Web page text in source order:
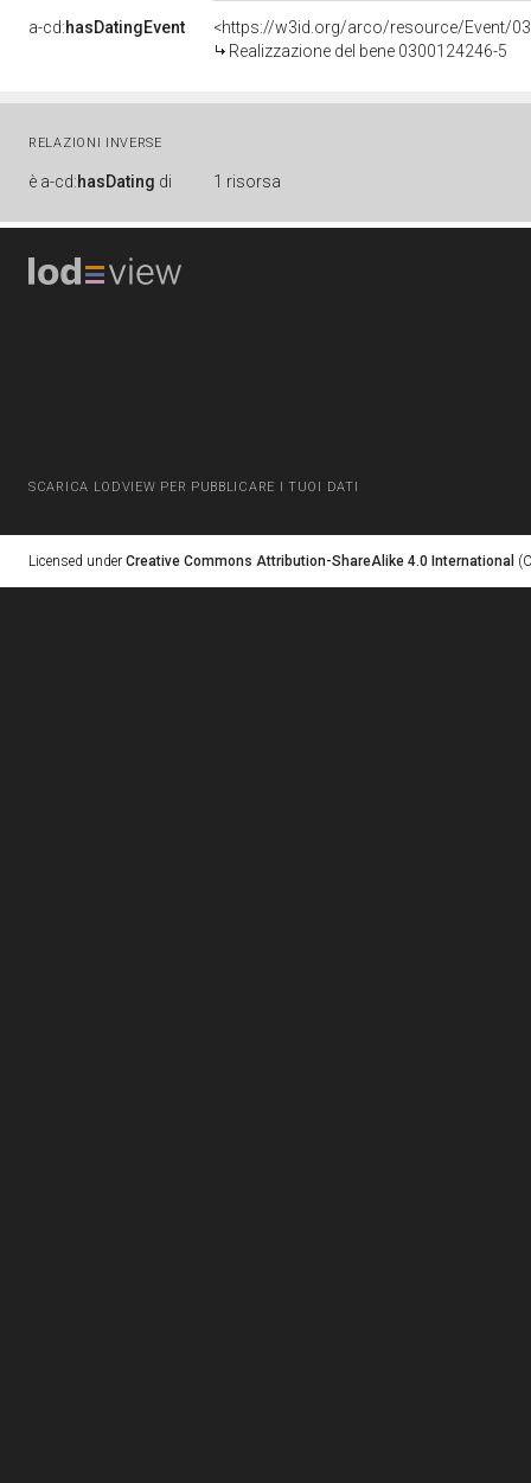
a-cd:hasDatingEvent
<https://w3id.org/arco/resource/Event/
Realizzazione del bene 0300124246-5
RELAZIONI INVERSE
è a-cd:hasDating di 1 risorsa
SCARICA LODVIEW PER PUBBLICARE I TUOI DATI
Licensed under Creative Commons Attribution-ShareAlike 4.0 International